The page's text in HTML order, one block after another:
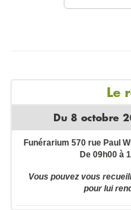
Le
Du 8 octobre
Funérarium 570 rue Paul
De 09h00 à
Vous pouvez vous
pour lui